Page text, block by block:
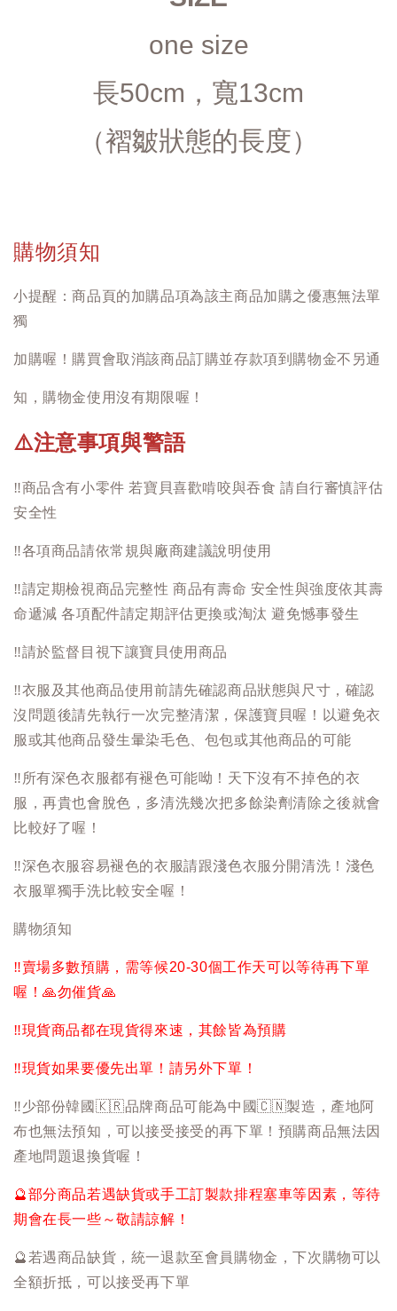
one size
長50cm，寬13cm
（褶皺狀態的長度）
購物須知
小提醒：商品頁的加購品項為該主商品加購之優惠無法單
獨
加購喔！購買會取消該商品訂購並存款項到購物金不另通
知，購物金使用沒有期限喔！
⚠️注意事項與警語
‼️商品含有小零件 若寶貝喜歡啃咬與吞食 請自行審慎評估
安全性
‼️各項商品請依常規與廠商建議說明使用
‼️請定期檢視商品完整性 商品有壽命 安全性與強度依其壽
命遞減 各項配件請定期評估更換或淘汰 避免憾事發生
‼️請於監督目視下讓寶貝使用商品
‼️衣服及其他商品使用前請先確認商品狀態與尺寸，確認
沒問題後請先執行一次完整清潔，保護寶貝喔！以避免衣
服或其他商品發生暈染毛色、包包或其他商品的可能
‼️ 所有深色衣服都有褪色可能呦！天下沒有不掉色的衣
服，再貴也會脫色，多清洗幾次把多餘染劑清除之後就會
比較好了喔！
‼️深色衣服容易褪色的衣服請跟淺色衣服分開清洗！淺色
衣服單獨手洗比較安全喔！
購物須知
‼️賣場多數預購，需等候20-30個工作天可以等待再下單
喔！🙏勿催貨🙏
‼️現貨商品都在現貨得來速，其餘皆為預購
‼️現貨如果要優先出單！請另外下單！
‼️少部份韓國 🇰🇷品牌商品可能為中國🇨🇳製造，產地阿
布也無法預知，可以接受接受的再下單！預購商品無法因
產地問題退換貨喔！
🔮部分商品若遇缺貨或手工訂製款排程塞車等因素，等待
期會在長一些～敬請諒解！
🔮 若遇商品缺貨，統一退款至會員購物金，下次購物可以
全額折抵，可以接受再下單